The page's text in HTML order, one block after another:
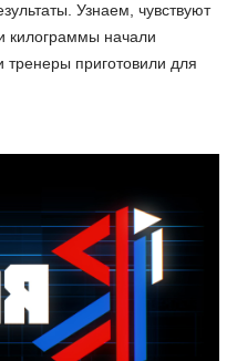
Узнаем, чувствуют
килограммы начали
тренеры приготовили для